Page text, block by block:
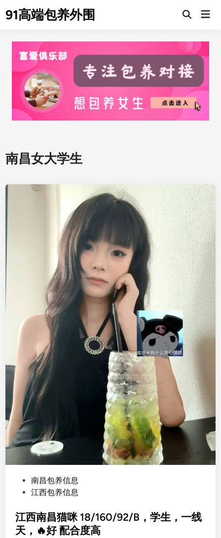
to91高端包养外围
南昌女大学生
t
e
南昌包养信息
江西包养信息
江西南昌猫咪 18/160/92/B，学生，一线
天，🔥好 配合度高